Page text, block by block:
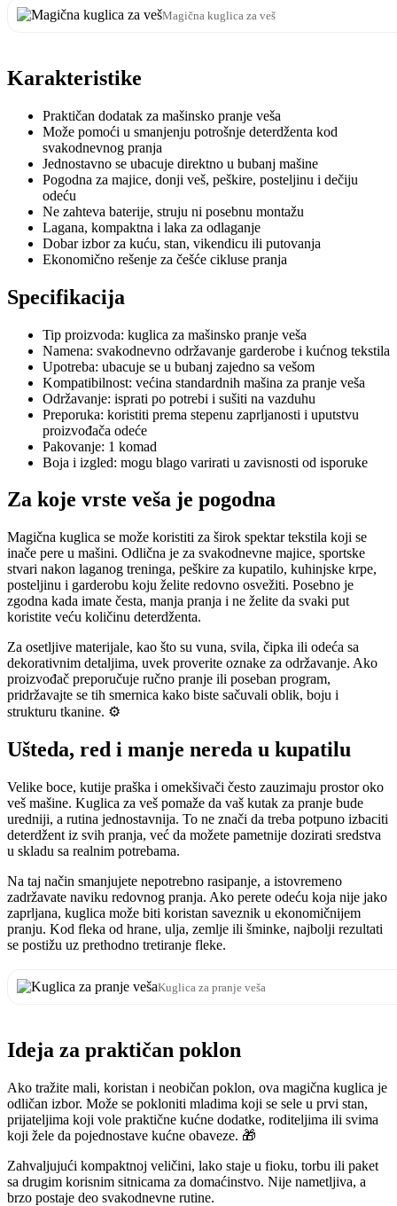
Magična kuglica za veš
Karakteristike
Praktičan dodatak za mašinsko pranje veša
Može pomoći u smanjenju potrošnje deterdženta kod
svakodnevnog pranja
Jednostavno se ubacuje direktno u bubanj mašine
Pogodna za majice, donji veš, peškire, posteljinu i dečiju
odeću
Ne zahteva baterije, struju ni posebnu montažu
Lagana, kompaktna i laka za odlaganje
Dobar izbor za kuću, stan, vikendicu ili putovanja
Ekonomično rešenje za češće cikluse pranja
Specifikacija
Tip proizvoda: kuglica za mašinsko pranje veša
Namena: svakodnevno održavanje garderobe i kućnog tekstila
Upotreba: ubacuje se u bubanj zajedno sa vešom
Kompatibilnost: većina standardnih mašina za pranje veša
Održavanje: isprati po potrebi i sušiti na vazduhu
Preporuka: koristiti prema stepenu zaprljanosti i uputstvu
proizvođača odeće
Pakovanje: 1 komad
Boja i izgled: mogu blago varirati u zavisnosti od isporuke
Za koje vrste veša je pogodna
Magična kuglica se može koristiti za širok spektar tekstila koji se
inače pere u mašini. Odlična je za svakodnevne majice, sportske
stvari nakon laganog treninga, peškire za kupatilo, kuhinjske krpe,
posteljinu i garderobu koju želite redovno osvežiti. Posebno je
zgodna kada imate česta, manja pranja i ne želite da svaki put
koristite veću količinu deterdženta.
Za osetljive materijale, kao što su vuna, svila, čipka ili odeća sa
dekorativnim detaljima, uvek proverite oznake za održavanje. Ako
proizvođač preporučuje ručno pranje ili poseban program,
pridržavajte se tih smernica kako biste sačuvali oblik, boju i
strukturu tkanine. ⚙️
Ušteda, red i manje nereda u kupatilu
Velike boce, kutije praška i omekšivači često zauzimaju prostor oko
veš mašine. Kuglica za veš pomaže da vaš kutak za pranje bude
uredniji, a rutina jednostavnija. To ne znači da treba potpuno izbaciti
deterdžent iz svih pranja, već da možete pametnije dozirati sredstva
u skladu sa realnim potrebama.
Na taj način smanjujete nepotrebno rasipanje, a istovremeno
zadržavate naviku redovnog pranja. Ako perete odeću koja nije jako
zaprljana, kuglica može biti koristan saveznik u ekonomičnijem
pranju. Kod fleka od hrane, ulja, zemlje ili šminke, najbolji rezultati
se postižu uz prethodno tretiranje fleke.
Kuglica za pranje veša
Ideja za praktičan poklon
Ako tražite mali, koristan i neobičan poklon, ova magična kuglica je
odličan izbor. Može se pokloniti mladima koji se sele u prvi stan,
prijateljima koji vole praktične kućne dodatke, roditeljima ili svima
koji žele da pojednostave kućne obaveze. 🎁
Zahvaljujući kompaktnoj veličini, lako staje u fioku, torbu ili paket
sa drugim korisnim sitnicama za domaćinstvo. Nije nametljiva, a
brzo postaje deo svakodnevne rutine.